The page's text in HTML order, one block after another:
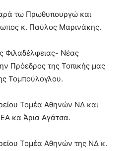
τω Πρωθυπουργώ και
κ. Παύλος Μαρινάκης.
Νέας
Πρόεδρος της Τοπικής μας
Τομπούλογλου.
Τομέα Αθηνών ΝΔ και
κα Άρια Αγάτσα.
Τομέα Αθηνών της ΝΔ κ.